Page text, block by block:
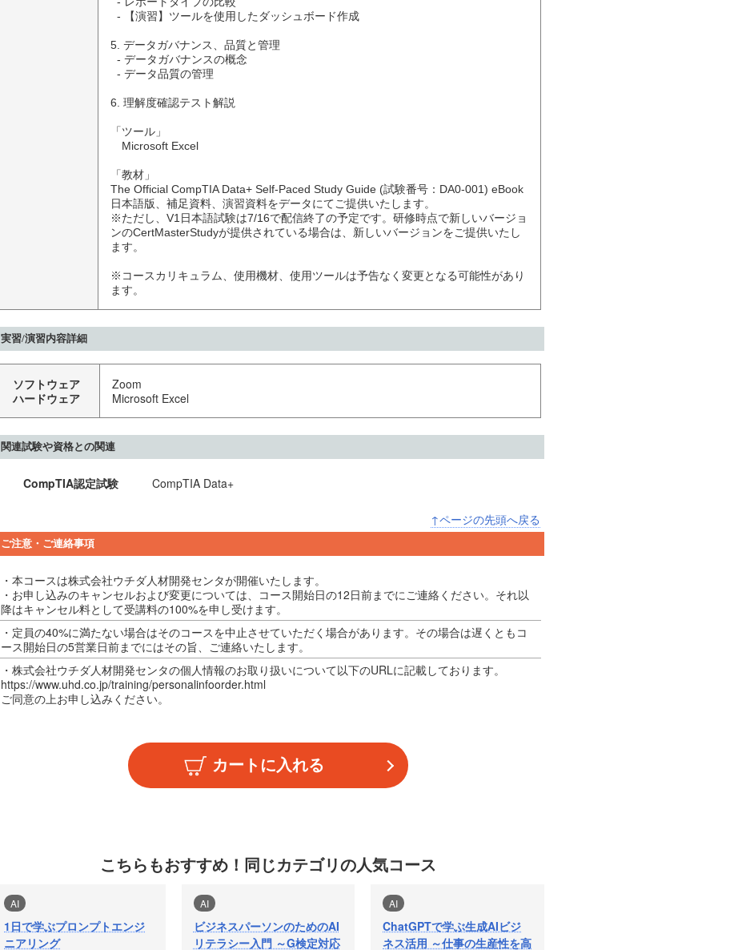
5. データガバナンス、品質と管理
6. 理解度確認テスト解説
「ツール」
Microsoft Excel
「教材」
The Official CompTIA Data+ Self-Paced Study Guide (試験番号：DA0-001) eBook
日本語版、補足資料、演習資料をデータにてご提供いたします。
※ただし、V1日本語試験は7/16で配信終了の予定です。研修時点で新しいバージョ
ンのCertMasterStudyが提供されている場合は、新しいバージョンをご提供いたし
ます。
※コースカリキュラム、使用機材、使用ツールは予告なく変更となる可能性があり
ます。
実習/演習内容詳細
ソフトウェア
ハードウェア
Zoom
Microsoft Excel
関連試験や資格との関連
CompTIA認定試験 CompTIA Data+
↑ページの先頭へ戻る
ご注意・ご連絡事項
・本コースは株式会社ウチダ人材開発センタが開催いたします。
・お申し込みのキャンセルおよび変更については、コース開始日の12日前までにご連絡ください。それ以
降はキャンセル料として受講料の100%を申し受けます。
・定員の40%に満たない場合はそのコースを中止させていただく場合があります。その場合は遅くともコ
ース開始日の5営業日前までにはその旨、ご連絡いたします。
・株式会社ウチダ人材開発センタの個人情報のお取り扱いについて以下のURLに記載しております。
https://www.uhd.co.jp/training/personalinfoorder.html
ご同意の上お申し込みください。
こちらもおすすめ！ 同じカテゴリの人気コース
AI
1日で学ぶプロンプトエンジ
ニアリング
AI
ビジネスパーソンのためのAI
リテラシー入門 ～G検定対応
AI
ChatGPTで学ぶ生成AIビジ
ネス活用 ～仕事の生産性を高